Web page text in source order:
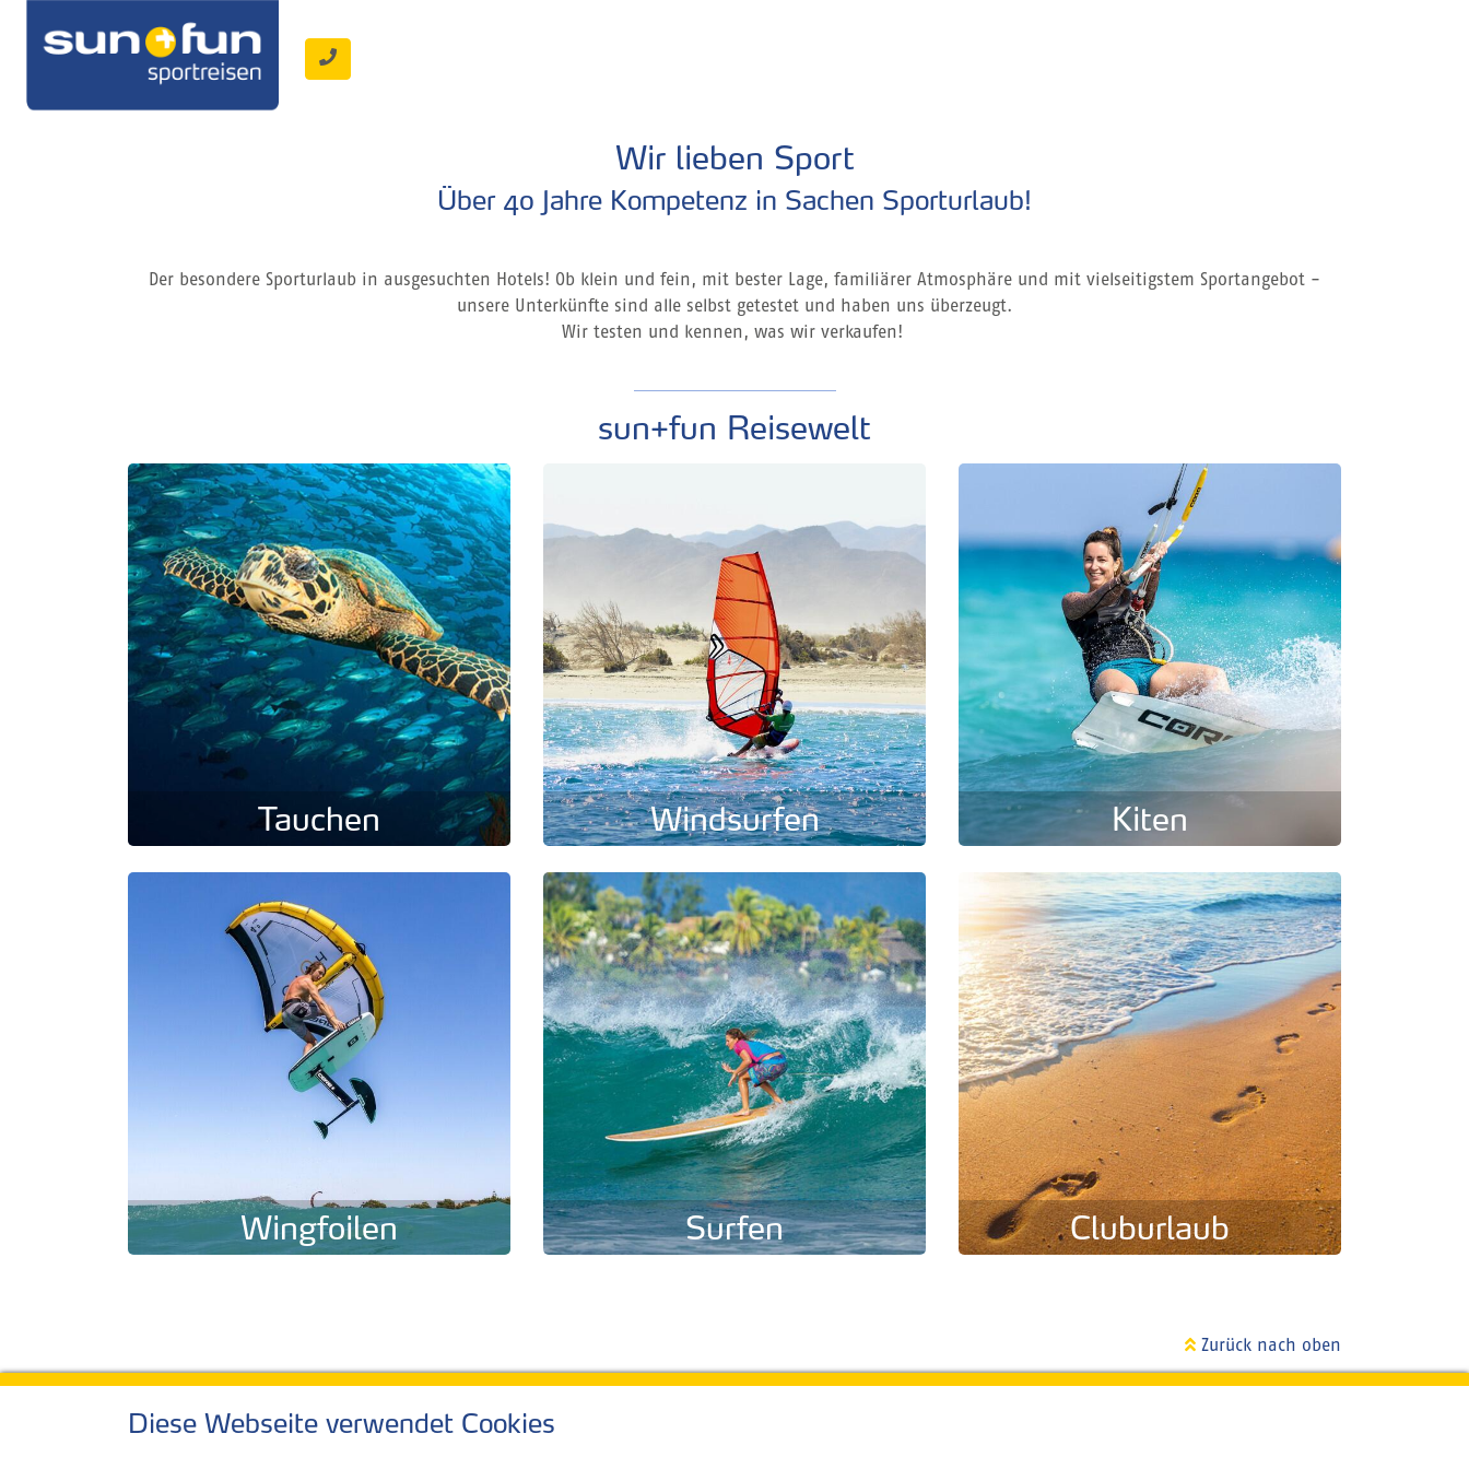
Wir lieben Sport
Über 40 Jahre Kompetenz in Sachen Sporturlaub!
Der besondere Sporturlaub in ausgesuchten Hotels! Ob klein und fein, mit bester Lage, familiärer Atmosphäre und mit vielseitigstem Sportangebot -
unsere Unterkünfte sind alle selbst getestet und haben uns überzeugt.
Wir testen und kennen, was wir verkaufen!
sun+fun Reisewelt
Tauchen Windsurfen Kiten
Wingfoilen Surfen Cluburlaub
Zurück nach oben
Diese Webseite verwendet Cookies